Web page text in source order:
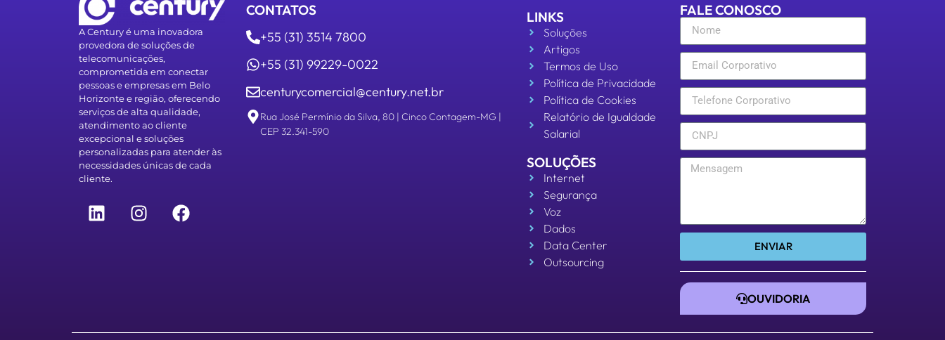
A Century é uma inovadora
provedora de soluções de
telecomunicações,
comprometida em conectar
pessoas e empresas em Belo
Horizonte e região, oferecendo
serviços de alta qualidade,
atendimento ao cliente
excepcional e soluções
personalizadas para atender às
necessidades únicas de cada
cliente.
CONTATOS
+55 (31) 3514 7800
+55 (31) 99229-0022
centurycomercial@century.net.br
Rua José Permínio da Silva, 80 | Cinco Contagem-MG |
CEP 32.341-590
LINKS
Soluções
Artigos
Termos de Uso
Política de Privacidade
Política de Cookies
Relatório de Igualdade
Salarial
SOLUÇÕES
Internet
Segurança
Voz
Dados
Data Center
Outsourcing
FALE CONOSCO
ENVIAR
OUVIDORIA